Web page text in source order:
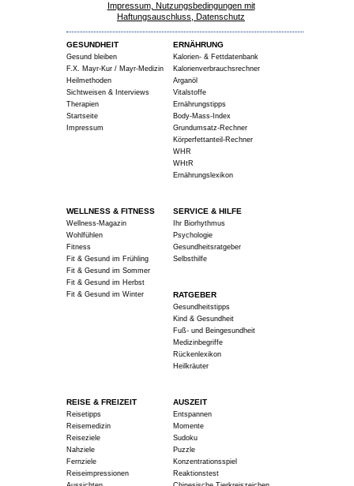
Impressum, Nutzungsbedingungen mit
Haftungsauschluss, Datenschutz
GESUNDHEIT
Gesund bleiben
F.X. Mayr-Kur / Mayr-Medizin
Heilmethoden
Sichtweisen & Interviews
Therapien
Startseite
Impressum
ERNÄHRUNG
Kalorien- & Fettdatenbank
Kalorienverbrauchsrechner
Arganöl
Vitalstoffe
Ernährungstipps
Body-Mass-Index
Grundumsatz-Rechner
Körperfettanteil-Rechner
WHR
WHtR
Ernährungslexikon
WELLNESS & FITNESS
Wellness-Magazin
Wohlfühlen
Fitness
Fit & Gesund im Frühling
Fit & Gesund im Sommer
Fit & Gesund im Herbst
Fit & Gesund im Winter
SERVICE & HILFE
Ihr Biorhythmus
Psychologie
Gesundheitsratgeber
Selbsthilfe
RATGEBER
Gesundheitstipps
Kind & Gesundheit
Fuß- und Beingesundheit
Medizinbegriffe
Rückenlexikon
Heilkräuter
REISE & FREIZEIT
Reisetipps
Reisemedizin
Reiseziele
Nahziele
Fernziele
Reiseimpressionen
AUSZEIT
Entspannen
Momente
Sudoku
Puzzle
Konzentrationsspiel
Reaktionstest